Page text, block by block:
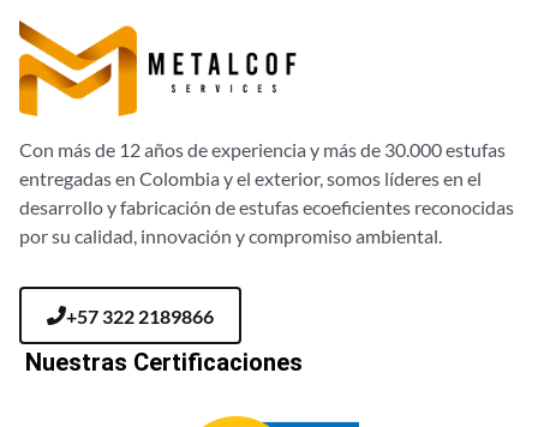
Con más de 12 años de experiencia y más de 30.000 estufas
entregadas en Colombia y el exterior, somos líderes en el
desarrollo y fabricación de estufas ecoeficientes reconocidas
por su calidad, innovación y compromiso ambiental.
+57 322 2189866
Nuestras Certificaciones